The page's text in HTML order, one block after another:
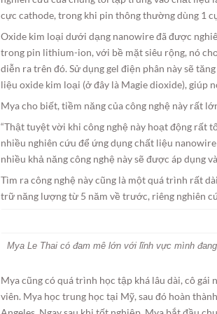
cực cathode, trong khi pin thông thường dùng 1
Oxide kim loại dưới dạng nanowire đã được
trong pin lithium-ion, với bề mặt siêu rộng, nó
diễn ra trên đó. Sử dụng gel điện phân này sẽ
liệu oxide kim loại (ở đây là Magie dioxide), giúp
Mya cho biết, tiềm năng của công nghệ này rất
“Thật tuyệt vời khi công nghệ này hoạt động rất
nhiều nghiên cứu để ứng dụng chất liệu
nhiều khả năng công nghệ này sẽ được áp dụng
Tìm ra công nghệ này cũng là một quá trình rất
trữ năng lượng từ 5 năm về trước, riêng nghiên
Mya Le Thai có đam mê lớn với lĩnh vực mình
Mya cũng có quá trình học tập khá lâu dài, cô
viên. Mya học trung học tại Mỹ, sau đó hoàn